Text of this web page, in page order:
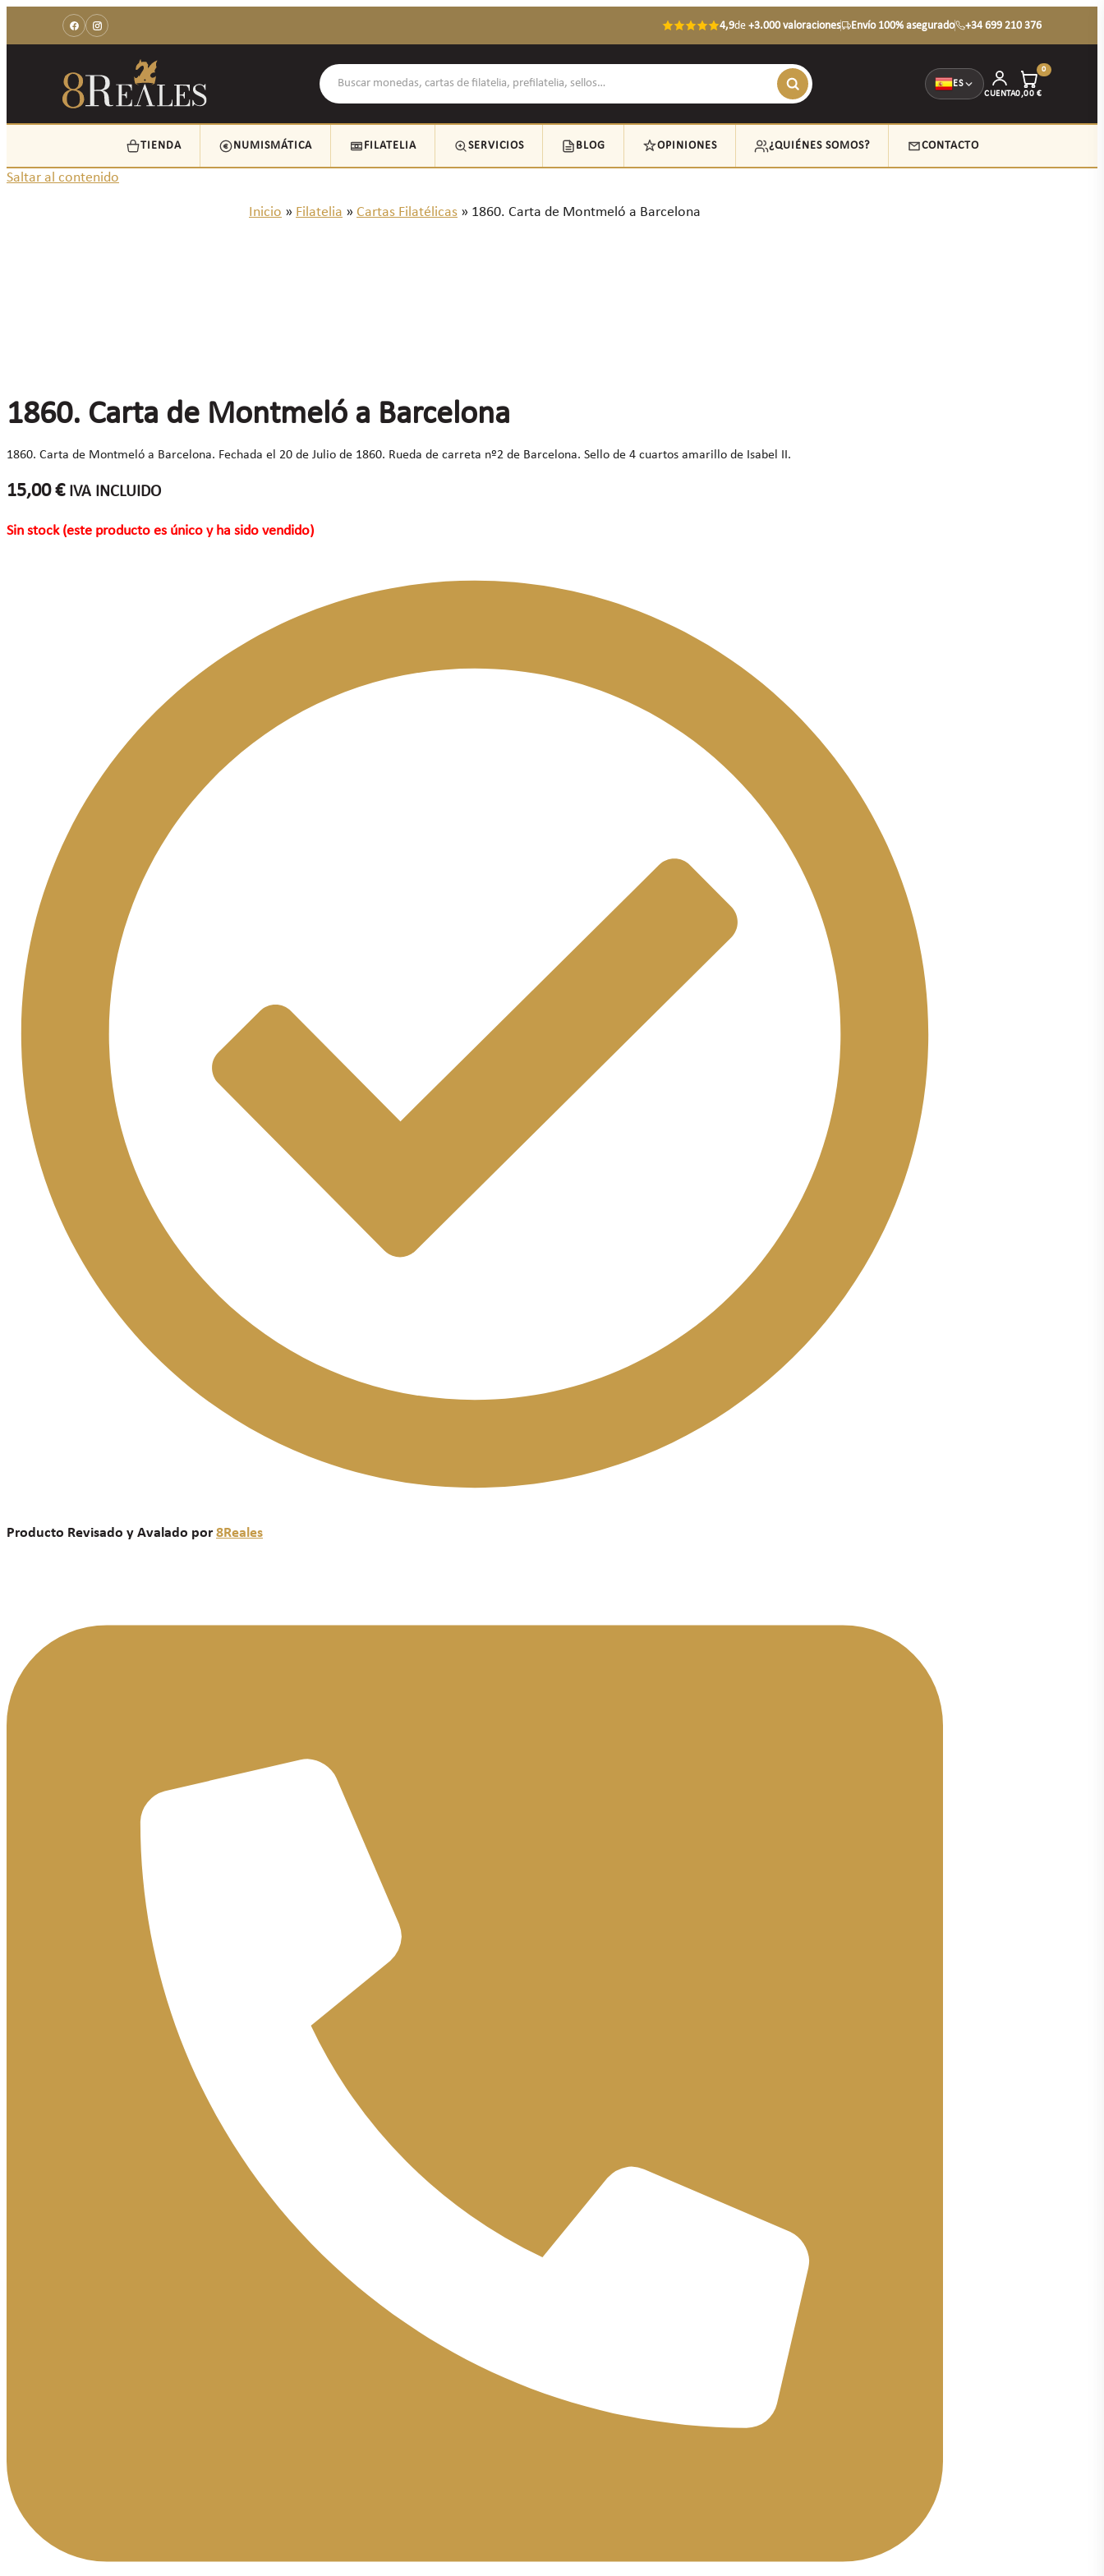
4,9de +3.000 valoraciones Envío 100% asegurado +34 699 210 376
ES
CUENTA
0
0,00 €
TIENDA NUMISMÁTICA FILATELIA SERVICIOS BLOG OPINIONES ¿QUIÉNES SOMOS? CONTACTO
Saltar al contenido
Inicio » Filatelia » Cartas Filatélicas » 1860. Carta de Montmeló a Barcelona
1860. Carta de Montmeló a Barcelona
1860. Carta de Montmeló a Barcelona. Fechada el 20 de Julio de 1860. Rueda de carreta nº2 de Barcelona. Sello de 4 cuartos amarillo de Isabel II.
15,00€ IVA INCLUIDO
Sin stock (este producto es único y ha sido vendido)
Producto Revisado y Avalado por8Reales